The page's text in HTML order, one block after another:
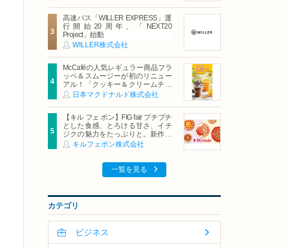
高速バス「WILLER EXPRESS」運
行開始20周年、「NEXT20
Project」始動
WILLER株式会社
McCaféの人気レギュラー商品フラ
ッペ＆スムージーが初のリニュー
アル！「クッキー＆クリームチョ
コフラッペ」「マンゴースムージ
ー」8月5日（水）から販売開始
日本マクドナルド株式会社
【キル フェ ボン】FIG fair プチプチ
とした食感、とろける甘さ、イチ
ジクの魅力をたっぷりと。新作を
含め、イチジク尽くしの全4種が登
場8月20日（木）スタート
キルフェボン株式会社
一覧を見る
カテゴリ
ビジネス